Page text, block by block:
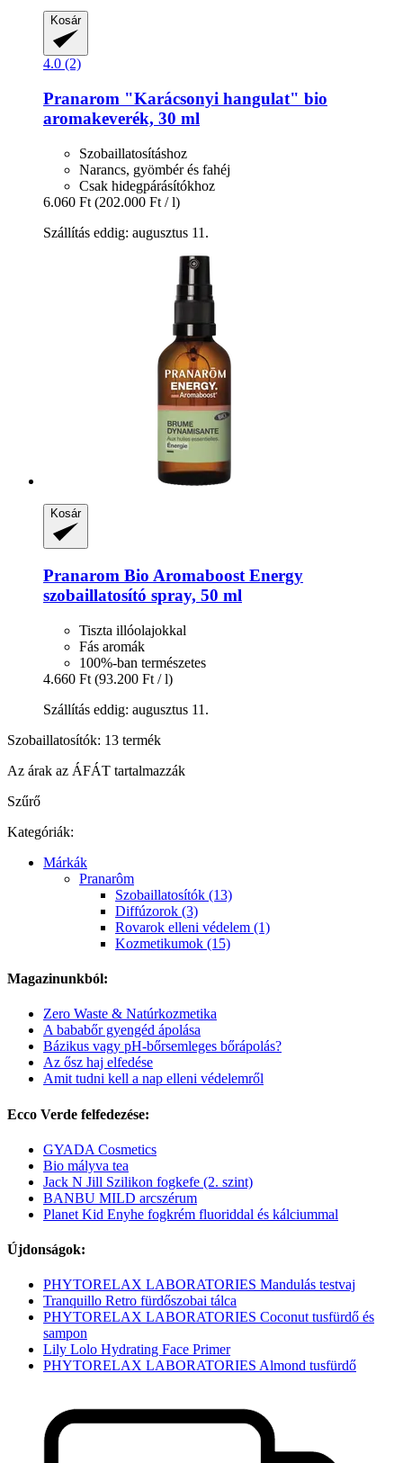
Kosár
4.0 (2)
Pranarom "Karácsonyi hangulat" bio
aromakeverék, 30 ml
Szobaillatosításhoz
Narancs, gyömbér és fahéj
Csak hidegpárásítókhoz
6.060 Ft (202.000 Ft / l)
Szállítás eddig: augusztus 11.
Kosár
Pranarom Bio Aromaboost Energy
szobaillatosító spray, 50 ml
Tiszta illóolajokkal
Fás aromák
100%-ban természetes
4.660 Ft (93.200 Ft / l)
Szállítás eddig: augusztus 11.
Szobaillatosítók: 13 termék
Az árak az ÁFÁT tartalmazzák
Szűrő
Kategóriák:
Márkák
Pranarôm
Szobaillatosítók (13)
Diffúzorok (3)
Rovarok elleni védelem (1)
Kozmetikumok (15)
Magazinunkból:
Zero Waste & Natúrkozmetika
A bababőr gyengéd ápolása
Bázikus vagy pH-bőrsemleges bőrápolás?
Az ősz haj elfedése
Amit tudni kell a nap elleni védelemről
Ecco Verde felfedezése:
GYADA Cosmetics
Bio mályva tea
Jack N Jill Szilikon fogkefe (2. szint)
BANBU MILD arcszérum
Planet Kid Enyhe fogkrém fluoriddal és kálciummal
Újdonságok:
PHYTORELAX LABORATORIES Mandulás testvaj
Tranquillo Retro fürdőszobai tálca
PHYTORELAX LABORATORIES Coconut tusfürdő és
sampon
Lily Lolo Hydrating Face Primer
PHYTORELAX LABORATORIES Almond tusfürdő